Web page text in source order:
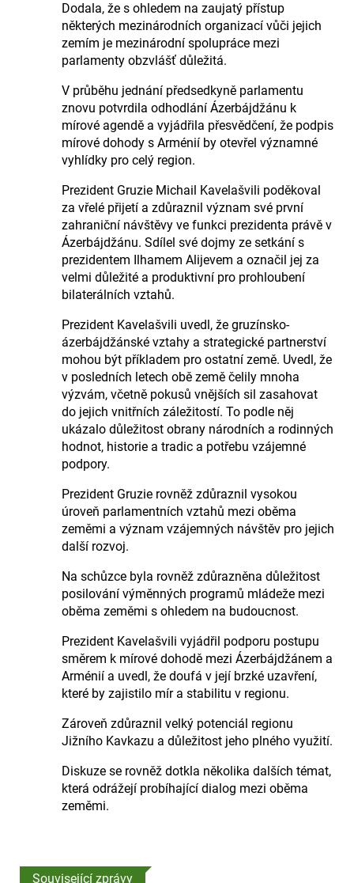
Dodala, že s ohledem na zaujatý přístup
některých mezinárodních organizací vůči jejich
zemím je mezinárodní spolupráce mezi
parlamenty obzvlášť důležitá.
V průběhu jednání předsedkyně parlamentu
znovu potvrdila odhodlání Ázerbájdžánu k
mírové agendě a vyjádřila přesvědčení, že podpis
mírové dohody s Arménií by otevřel významné
vyhlídky pro celý region.
Prezident Gruzie Michail Kavelašvili poděkoval
za vřelé přijetí a zdůraznil význam své první
zahraniční návštěvy ve funkci prezidenta právě v
Ázerbájdžánu. Sdílel své dojmy ze setkání s
prezidentem Ilhamem Alijevem a označil jej za
velmi důležité a produktivní pro prohloubení
bilaterálních vztahů.
Prezident Kavelašvili uvedl, že gruzínsko-
ázerbájdžánské vztahy a strategické partnerství
mohou být příkladem pro ostatní země. Uvedl, že
v posledních letech obě země čelily mnoha
výzvám, včetně pokusů vnějších sil zasahovat
do jejich vnitřních záležitostí. To podle něj
ukázalo důležitost obrany národních a rodinných
hodnot, historie a tradic a potřebu vzájemné
podpory.
Prezident Gruzie rovněž zdůraznil vysokou
úroveň parlamentních vztahů mezi oběma
zeměmi a význam vzájemných návštěv pro jejich
další rozvoj.
Na schůzce byla rovněž zdůrazněna důležitost
posilování výměnných programů mládeže mezi
oběma zeměmi s ohledem na budoucnost.
Prezident Kavelašvili vyjádřil podporu postupu
směrem k mírové dohodě mezi Ázerbájdžánem a
Arménií a uvedl, že doufá v její brzké uzavření,
které by zajistilo mír a stabilitu v regionu.
Zároveň zdůraznil velký potenciál regionu
Jižního Kavkazu a důležitost jeho plného využití.
Diskuze se rovněž dotkla několika dalších témat,
která odrážejí probíhající dialog mezi oběma
zeměmi.
Související zprávy